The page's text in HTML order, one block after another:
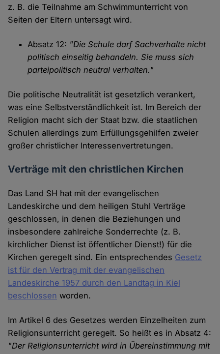
z. B. die Teilnahme am Schwimmunterricht von
Seiten der Eltern untersagt wird.
Absatz 12: "Die Schule darf Sachverhalte nicht
politisch einseitig behandeln. Sie muss sich
parteipolitisch neutral verhalten."
Die politische Neutralität ist gesetzlich verankert,
was eine Selbstverständlichkeit ist. Im Bereich der
Religion macht sich der Staat bzw. die staatlichen
Schulen allerdings zum Erfüllungsgehilfen zweier
großer christlicher Interessenvertretungen.
Verträge mit den christlichen Kirchen
Das Land SH hat mit der evangelischen
Landeskirche und dem heiligen Stuhl Verträge
geschlossen, in denen die Beziehungen und
insbesondere zahlreiche Sonderrechte (z. B.
kirchlicher Dienst ist öffentlicher Dienst!) für die
Kirchen geregelt sind. Ein entsprechendes Gesetz
ist für den Vertrag mit der evangelischen
Landeskirche 1957 durch den Landtag in Kiel
beschlossen worden.
Im Artikel 6 des Gesetzes werden Einzelheiten zum
Religionsunterricht geregelt. So heißt es in Absatz 4:
"Der Religionsunterricht wird in Übereinstimmung mit